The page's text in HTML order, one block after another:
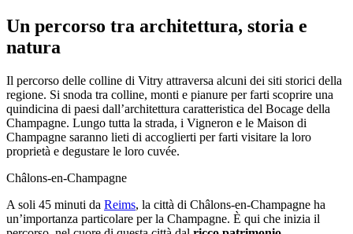
Un percorso tra architettura, storia e
natura
Il percorso delle colline di Vitry attraversa alcuni dei siti storici della
regione. Si snoda tra colline, monti e pianure per farti scoprire una
quindicina di paesi dall’architettura caratteristica del Bocage della
Champagne. Lungo tutta la strada, i Vigneron e le Maison di
Champagne saranno lieti di accoglierti per farti visitare la loro
proprietà e degustare le loro cuvée.
Châlons-en-Champagne
A soli 45 minuti da Reims, la città di Châlons-en-Champagne ha
un’importanza particolare per la Champagne. È qui che inizia il